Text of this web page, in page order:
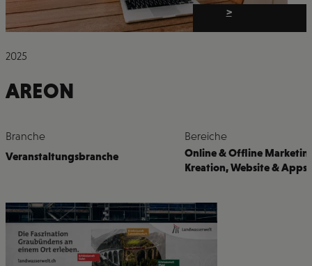
>
2025
AREON
Branche
Veranstaltungsbranche
Bereiche
Online & Offline
Kreation,Website & Apps